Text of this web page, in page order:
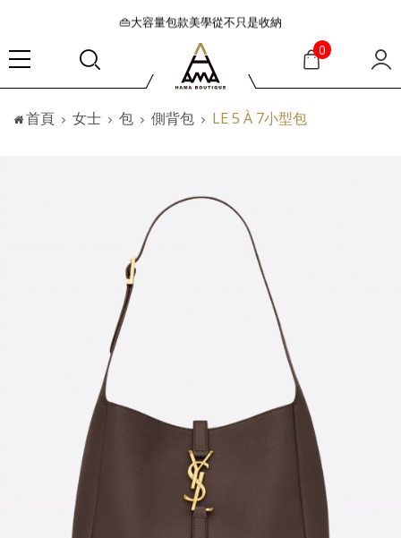
👜大容量包款美學從不只是收納
『折扣』降臨，將時髦夏季全部收藏
🟤「萬元初」入手HEREU小眾靜奢品牌包款
🟤TODS的義大利經典美學超越了短暫流行
🛒過季典藏特惠·折上再折
0
首頁 女士 包 側背包 LE 5 À 7小型包